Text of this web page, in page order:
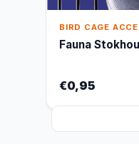
BIRD CAGE
Fauna
€0,95